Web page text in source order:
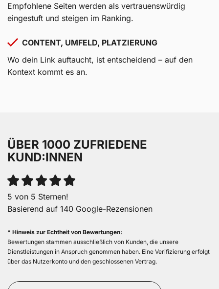
Empfohlene Seiten werden als vertrauenswürdig
eingestuft und steigen im Ranking.
CONTENT, UMFELD, PLATZIERUNG
Wo dein Link auftaucht, ist entscheidend – auf den
Kontext kommt es an.
ÜBER 1000 ZUFRIEDENE
KUND:INNEN
5 von 5 Sternen!
Basierend auf 140 Google-Rezensionen
* Hinweis zur Echtheit von Bewertungen:
Bewertungen stammen ausschließlich von Kunden, die unsere
Dienstleistungen in Anspruch genommen haben. Eine Verifizierung erfolgt
über das Nutzerkonto und den geschlossenen Vertrag.